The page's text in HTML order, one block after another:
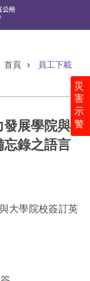
災
害
示
警
首頁 員工下載
發展學院與
忘錄之語言
大學院校簽訂英